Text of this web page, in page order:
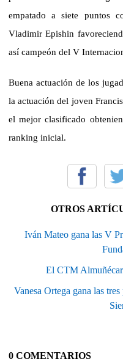
empatado a siete puntos
Vladimir Epishin
así campeón del V
Buena actuación de los
la actuación del joven
el mejor clasificado
ranking inicial.
OTROS
Iván Mateo gana las V
El CTM Almuñécar
Vanesa Ortega gana las
0 COMENTARIOS